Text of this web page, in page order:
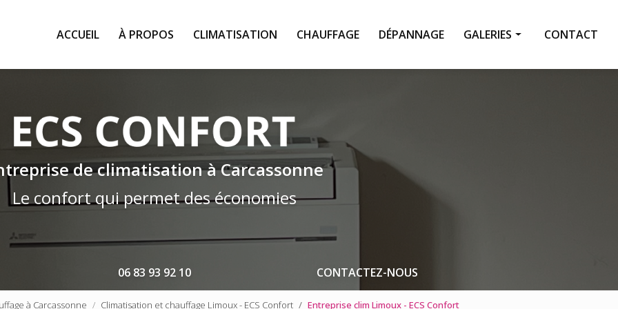
ACCUEIL
À PROPOS CLIMATISATION CHAUFFAGE DÉPANNAGE GALERIES CONTACT
de climatisation à Carcassonne
Le confort qui permet des économies
06 83 93 92 10 CONTACTEZ-NOUS
à Carcassonne Climatisation et chauffage Limoux - ECS Confort Entreprise clim Limoux - ECS Confort